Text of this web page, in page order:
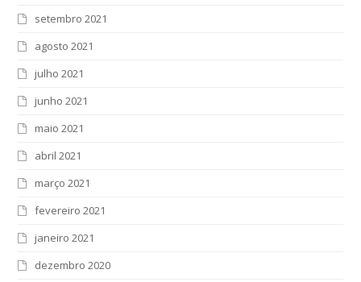
setembro 2021
agosto 2021
julho 2021
junho 2021
maio 2021
abril 2021
março 2021
fevereiro 2021
janeiro 2021
dezembro 2020